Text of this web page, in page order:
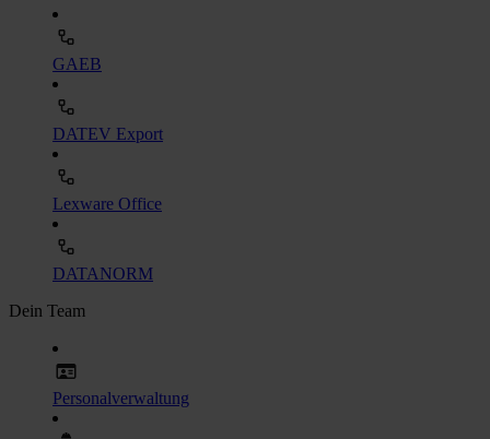
GAEB
DATEV Export
Lexware Office
DATANORM
Dein Team
Personalverwaltung